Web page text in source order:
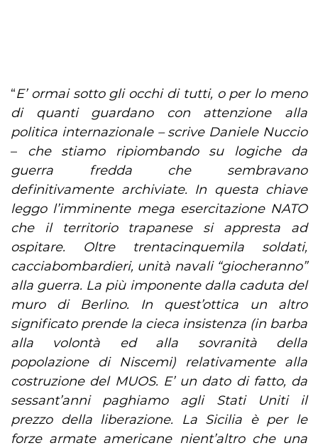
“E’ ormai sotto gli occhi di tutti, o per lo meno
di quanti guardano con attenzione alla
politica internazionale – scrive Daniele Nuccio
– che stiamo ripiombando su logiche da
guerra fredda che sembravano
definitivamente archiviate. In questa chiave
leggo l’imminente mega esercitazione NATO
che il territorio trapanese si appresta ad
ospitare. Oltre trentacinquemila soldati,
cacciabombardieri, unità navali “giocheranno”
alla guerra. La più imponente dalla caduta del
muro di Berlino. In quest’ottica un altro
significato prende la cieca insistenza (in barba
alla volontà ed alla sovranità della
popolazione di Niscemi) relativamente alla
costruzione del MUOS. E’ un dato di fatto, da
sessant’anni paghiamo agli Stati Uniti il
prezzo della liberazione. La Sicilia è per le
forze armate americane nient’altro che una